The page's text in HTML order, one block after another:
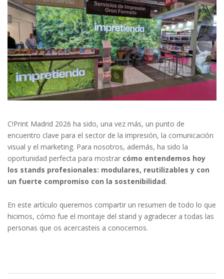
C!Print Madrid 2026 ha sido, una vez más, un punto de
encuentro clave para el sector de la impresión, la comunicación
visual y el marketing. Para nosotros, además, ha sido la
oportunidad perfecta para mostrar cómo entendemos hoy
los stands profesionales: modulares, reutilizables y con
un fuerte compromiso con la sostenibilidad.
En este artículo queremos compartir un resumen de todo lo que
hicimos, cómo fue el montaje del stand y agradecer a todas las
personas que os acercasteis a conocernos.